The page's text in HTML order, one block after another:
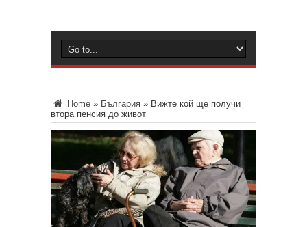
Home » България » Вижте кой ще получи
втора пенсия до живот